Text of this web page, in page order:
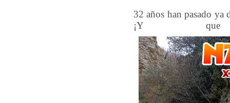
32 años han pasado ya
¡Y que